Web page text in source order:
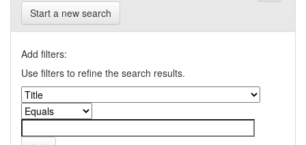
Start a new search
Add filters:
Use filters to refine the search results.